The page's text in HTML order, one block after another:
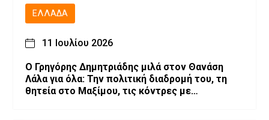
ΕΛΛΆΔΑ
11 Ιουλίου 2026
O Γρηγόρης Δημητριάδης μιλά στον Θανάση
Λάλα για όλα: Την πολιτική διαδρομή του, τη
θητεία στο Μαξίμου, τις κόντρες με